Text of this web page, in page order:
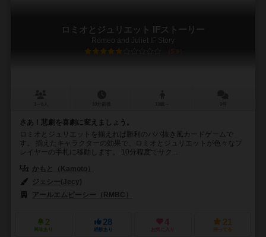
ロミオとジュリエット IFストーリー
Romeo and Juliet IF Story
5.9
さあ！悲劇を喜劇に変えましょう。
ロミオとジュリエットを揃えれば勝利のババ抜き風カードゲームで
す。 揃えたキャラクターの効果で、ロミオとジュリエットが色々なプ
レイヤーの手札に移動します。 10分程度でサク...
かもと（Kamoto）
ジェシー(Jecy)
アールエムビーシー（RMBC）
2
興味あり
28
経験あり
4
お気に入り
21
持ってる